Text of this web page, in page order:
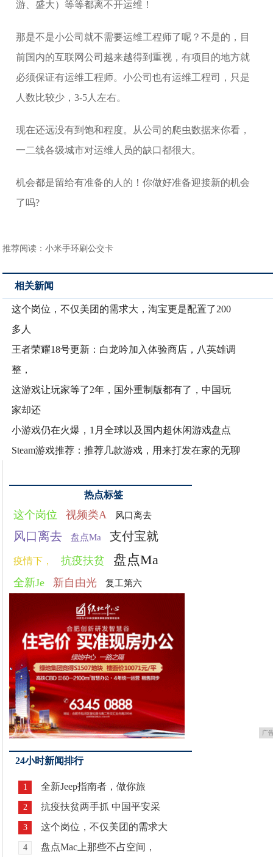
游、盛大）等等都离不开运维！
那是不是小公司就不需要运维工程师了呢？不是的，目
前国内的互联网公司越来越得到重视，有项目的地方就
必须保证有运维工程师。小公司也有运维工程司，只是
人数比较少，3-5人左右。
现在还远没有到饱和程度。从公司的爬虫数据来你看，
一二线各级城市对运维人员的缺口都很大。
机会都是留给有准备的人的！你做好准备迎接新的机会
了吗?
推荐阅读：小米手环刷公交卡
相关新闻
这个岗位，不仅美团的需求大，淘宝更是配置了200
多人
王者荣耀18号更新：白龙吟加入体验商店，八英雄调
整，
这游戏让玩家等了2年，国外重制版都有了，中国玩
家却还
小游戏仍在火爆，1月全球以及国内超休闲游戏盘点
Steam游戏推荐：推荐几款游戏，用来打发在家的无聊
热点标签
这个岗位 视频类A 风口离去
风口离去 盘点Ma 支付宝就
疫情下， 抗疫扶贫 盘点Ma
全新Je 新自由光 复工第六
广
24小时新闻排行
1 全新Jeep指南者，做你旅
2 抗疫扶贫两手抓 中国平安采
3 这个岗位，不仅美团的需求大
4 盘点Mac上那些不占空间，